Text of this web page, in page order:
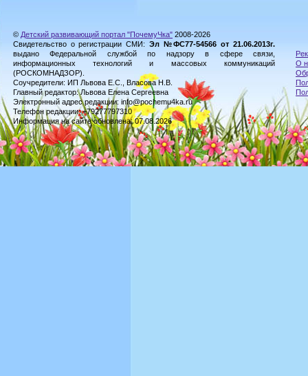
© Детский развивающий портал "ПочемуЧка" 2008-2026
Свидетельство о регистрации СМИ: Эл №ФС77-54566 от 21.06.2013г.
выдано Федеральной службой по надзору в сфере связи,
информационных технологий и массовых коммуникаций
(РОСКОМНАДЗОР).
Соучредители: ИП Львова Е.С., Власова Н.В.
Главный редактор: Львова Елена Сергеевна
Электронный адрес редакции: info@pochemu4ka.ru
Телефон редакции: +79277797310
Информация на сайте обновлена: 07.08.2026
О